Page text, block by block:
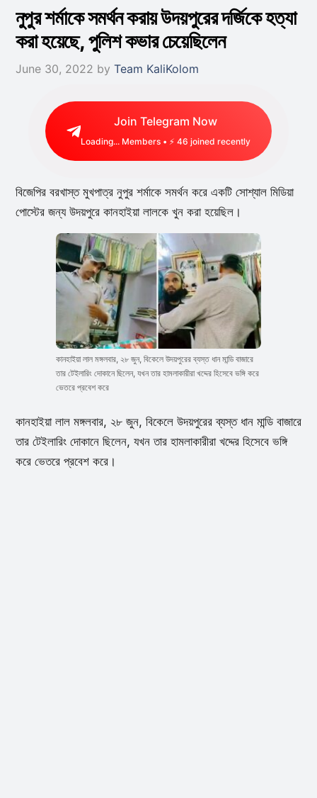
নুপুর শর্মাকে সমর্থন করায় উদয়পুরের দর্জিকে হত্যা
করা হয়েছে, পুলিশ কভার চেয়েছিলেন
June 30, 2022 by Team KaliKolom
Join Telegram Now
Loading... Members • ⚡10 joined recently
বিজেপির বরখাস্ত মুখপাত্র নুপুর শর্মাকে সমর্থন করে একটি সোশ্যাল মিডিয়া
পোস্টের জন্য উদয়পুরে কানহাইয়া লালকে খুন করা হয়েছিল।
কানহাইয়া লাল মঙ্গলবার, ২৮ জুন, বিকেলে উদয়পুরের ব্যস্ত ধান মান্ডি বাজারে
তার টেইলারিং দোকানে ছিলেন, যখন তার হামলাকারীরা খদ্দের হিসেবে ভঙ্গি করে
ভেতরে প্রবেশ করে
কানহাইয়া লাল মঙ্গলবার, ২৮ জুন, বিকেলে উদয়পুরের ব্যস্ত ধান মান্ডি বাজারে
তার টেইলারিং দোকানে ছিলেন, যখন তার হামলাকারীরা খদ্দের হিসেবে ভঙ্গি
করে ভেতরে প্রবেশ করে।